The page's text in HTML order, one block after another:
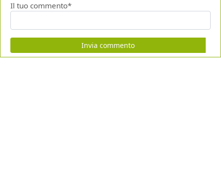
Il tuo commento*
Invia commento